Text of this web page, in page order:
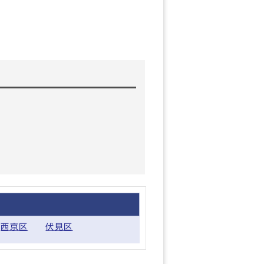
西京区 伏見区